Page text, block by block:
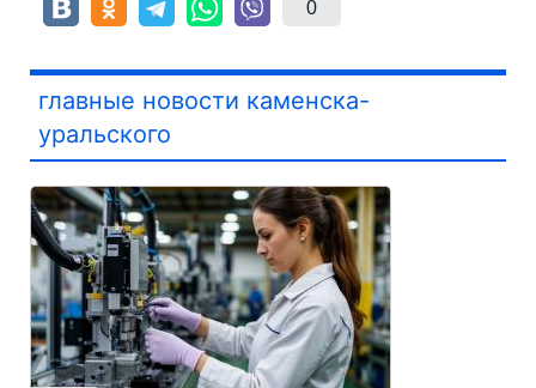
0
главные новости каменска-
уральского